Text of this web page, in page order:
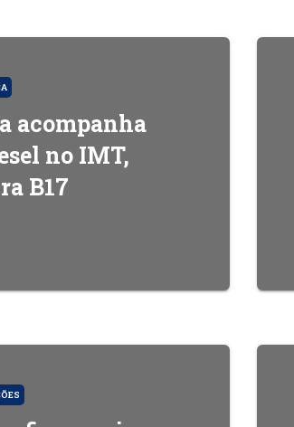
acompanha
no IMT,
B17